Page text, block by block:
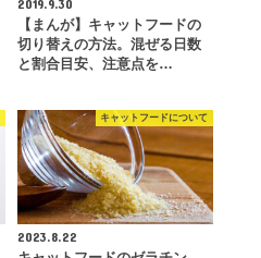
2019.9.30
【まんが】キャットフードの
切り替えの方法。混ぜる日数
と割合目安、注意点を…
キャットフードについて
2023.8.22